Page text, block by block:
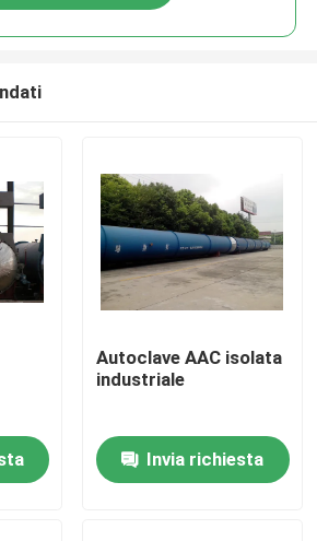
Autoclave AAC isolata
industriale
Invia richiesta